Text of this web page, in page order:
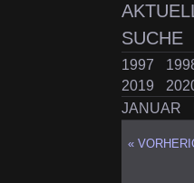
SUCHE
1997
2019
JANUAR
«